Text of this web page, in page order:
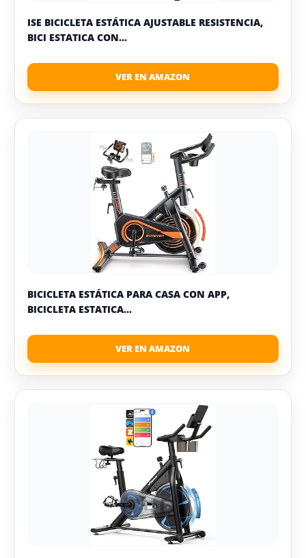
ISE BICICLETA ESTÁTICA AJUSTABLE RESISTENCIA,
BICI ESTATICA CON...
BICICLETA ESTÁTICA PARA CASA CON APP,
BICICLETA ESTATICA...